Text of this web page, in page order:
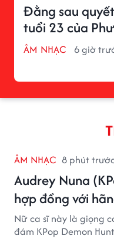
Đằng sau
tuổi 23 của
ÂM NHẠC 6 giờ
ÂM NHẠC 8 phút
Audrey Nuna
hợp đồng với
Nữ ca sĩ này là giọng
đám KPop Demon